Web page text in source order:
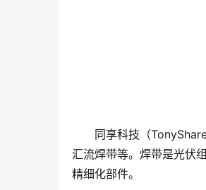
同享科技（
汇流焊带等。焊带是光伏
精细化部件。